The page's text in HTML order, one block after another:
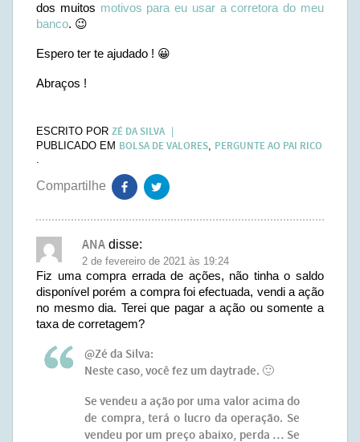
dos muitos motivos para eu usar a corretora do meu
banco. 😉
Espero ter te ajudado ! 😀
Abraços !
ESCRITO POR ZÉ DA SILVA
PUBLICADO EM BOLSA DE VALORES, PERGUNTE AO PAI RICO
.
ANA disse:
2 de fevereiro de 2021 às 19:24
Fiz uma compra errada de ações, não tinha o saldo
disponível porém a compra foi efectuada, vendi a ação
no mesmo dia. Terei que pagar a ação ou somente a
taxa de corretagem?
@Zé da Silva:
Neste caso, você fez um daytrade. 🙂
Se vendeu a ação por uma valor acima do
de compra, terá o lucro da operação. Se
vendeu por um preço abaixo, perda … Se